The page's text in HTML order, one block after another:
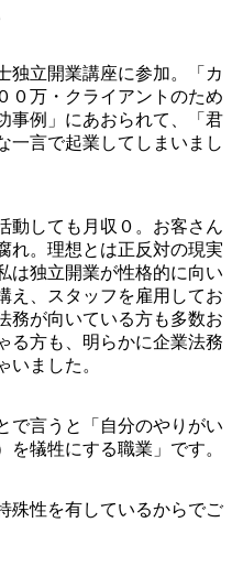
独立開業講座に参加。「カ
０万・クライアントのため
事例」にあおられて、「君
一言で起業してしまいまし
動しても月収０。お客さん
れ。理想とは正反対の現実
は独立開業が性格的に向い
え、スタッフを雇用してお
務が向いている方も多数お
る方も、明らかに企業法務
いました。
で言うと「自分のやりがい
犠牲にする職業」です。
殊性を有しているからでご